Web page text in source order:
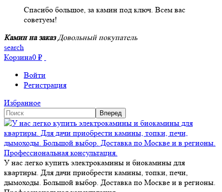
Спасибо большое, за камин под ключ. Всем вас
советуем!
Камин на заказ Довольный покупатель
search
Корзина0 ₽
Войти
Регистрация
Избранное
У нас легко купить электрокамины и биокамины для
квартиры. Для дачи приобрести камины, топки, печи,
дымоходы. Большой выбор. Доставка по Москве и в регионы.